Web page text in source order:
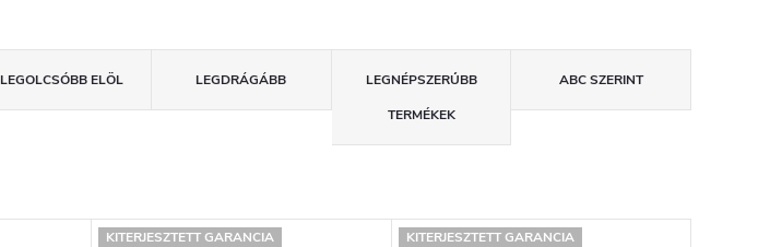
LEGOLCSÓBB ELÖL LEGDRÁGÁBB
LEGNÉPSZERŰBB
TERMÉKEK
ABC SZERINT
KITERJESZTETT GARANCIA KITERJESZTETT GARANCIA